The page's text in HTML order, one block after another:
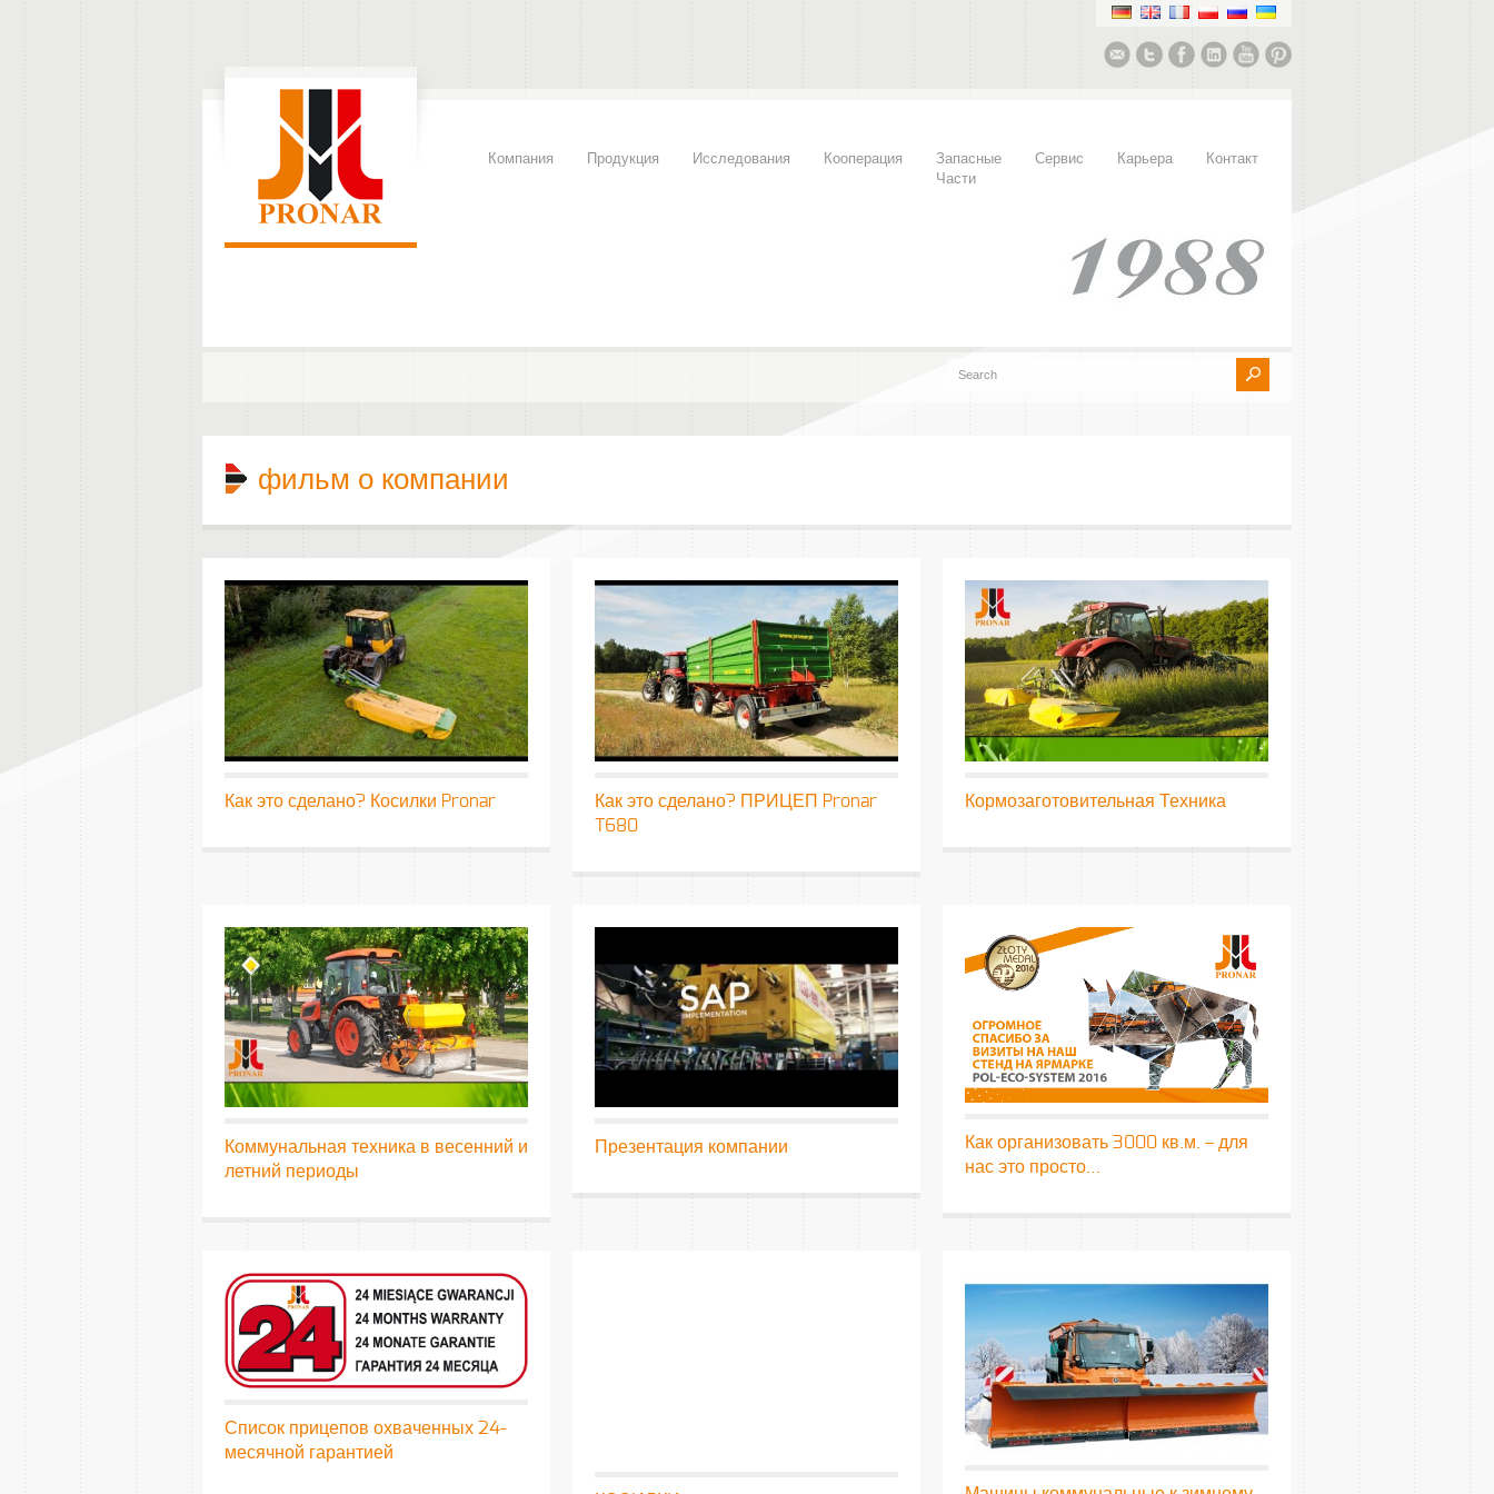
Компания Продукция Исследования Кооперация
Запасные
Части
Сервис Карьера Контакт
фильм о компании
Как это сделано? Косилки Pronar
Как это сделано? ПРИЦЕП Pronar
T680
Кормозаготовительная Техника
Коммунальная техника в весенний и
летний периоды
Презентация компании
Как организовать 3000 кв.м. – для
нас это просто…
Список прицепов охваченных 24-
месячной гарантией